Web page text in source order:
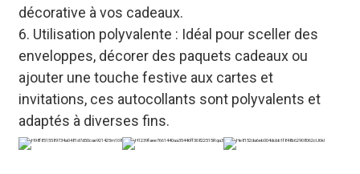
décorative à vos cadeaux.
6. Utilisation polyvalente : Idéal pour sceller des
enveloppes, décorer des paquets cadeaux ou
ajouter une touche festive aux cartes et
invitations, ces autocollants sont polyvalents et
adaptés à diverses fins.